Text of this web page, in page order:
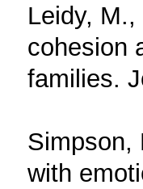
Leidy,
cohesion
families.
Simpson,
with